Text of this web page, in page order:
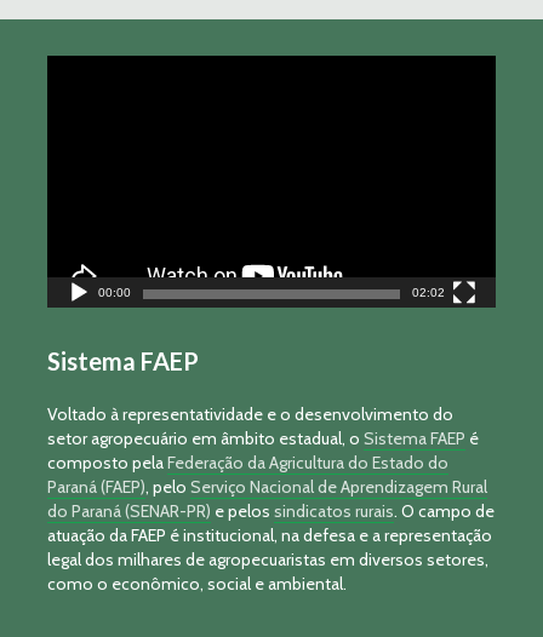
00:00 02:02
Sistema FAEP
Voltado à representatividade e o desenvolvimento do
setor agropecuário em âmbito estadual, o Sistema FAEP é
composto pelaFederação da Agricultura do Estado do
Paraná (FAEP), pelo Serviço Nacional de Aprendizagem Rural
do Paraná (SENAR-PR) e pelos sindicatos rurais. O campo de
atuação da FAEP é institucional, na defesa e a representação
legal dos milhares de agropecuaristas em diversos setores,
como o econômico, social e ambiental.